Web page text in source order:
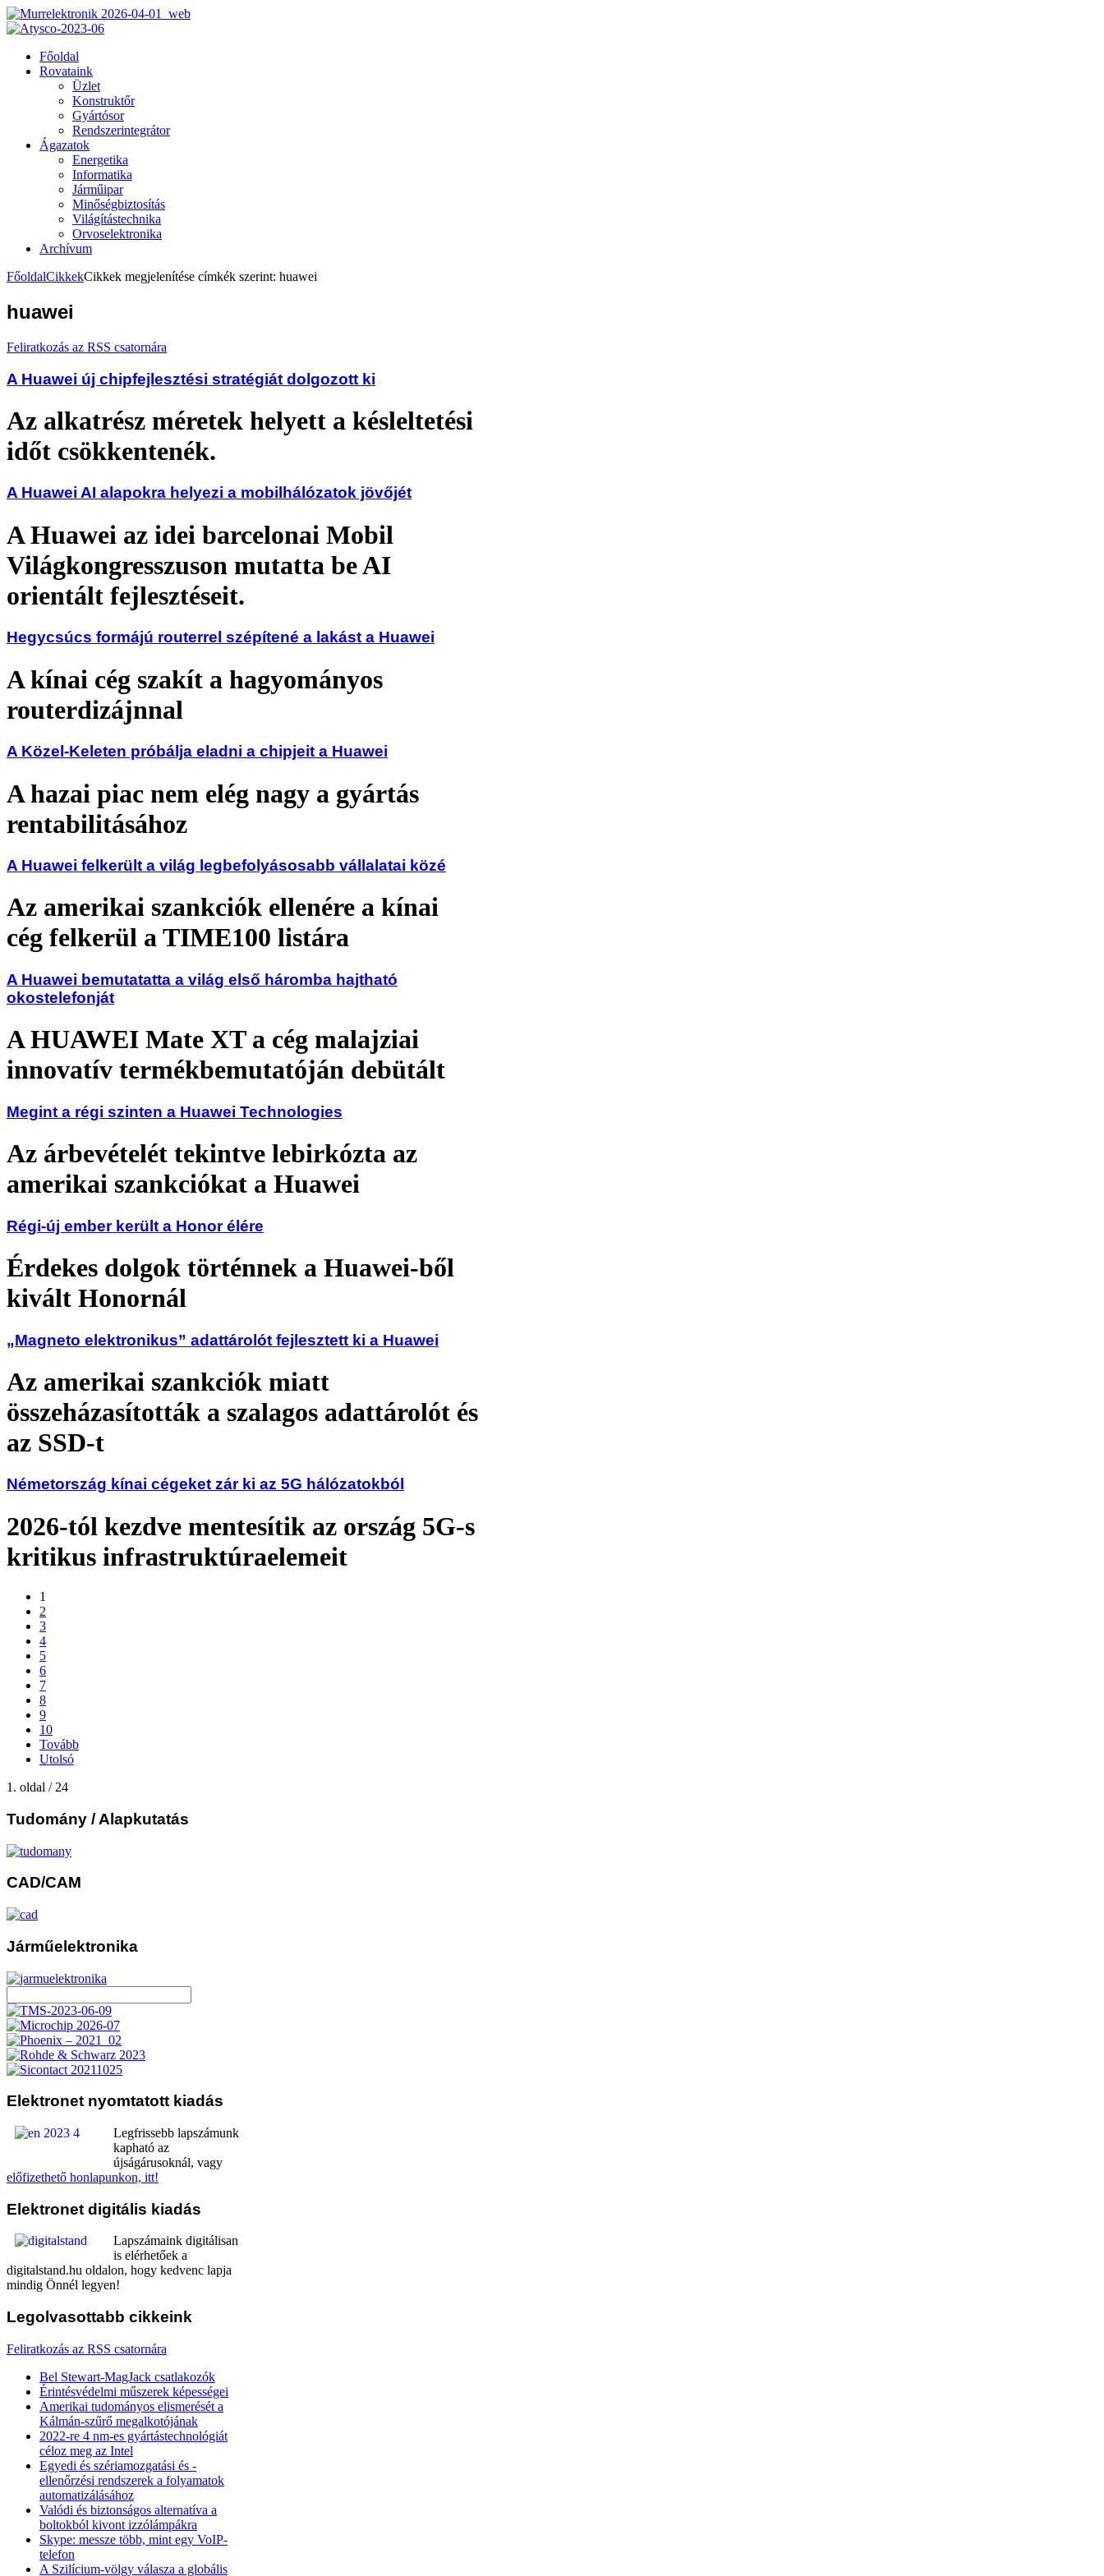
Főoldal
Rovataink
Üzlet
Konstruktőr
Gyártósor
Rendszerintegrátor
Ágazatok
Energetika
Informatika
Járműipar
Minőségbiztosítás
Világítástechnika
Orvoselektronika
Archívum
FőoldalCikkekCikkek megjelenítése címkék szerint: huawei
huawei
Feliratkozás az RSS csatornára
A Huawei új chipfejlesztési stratégiát dolgozott ki
Az alkatrész méretek helyett a késleltetési
időt csökkentenék.
A Huawei AI alapokra helyezi a mobilhálózatok jövőjét
A Huawei az idei barcelonai Mobil
Világkongresszuson mutatta be AI
orientált fejlesztéseit.
Hegycsúcs formájú routerrel szépítené a lakást a Huawei
A kínai cég szakít a hagyományos
routerdizájnnal
A Közel-Keleten próbálja eladni a chipjeit a Huawei
A hazai piac nem elég nagy a gyártás
rentabilitásához
A Huawei felkerült a világ legbefolyásosabb vállalatai közé
Az amerikai szankciók ellenére a kínai
cég felkerül a TIME100 listára
A Huawei bemutatatta a világ első háromba hajtható
okostelefonját
A HUAWEI Mate XT a cég malajziai
innovatív termékbemutatóján debütált
Megint a régi szinten a Huawei Technologies
Az árbevételét tekintve lebirkózta az
amerikai szankciókat a Huawei
Régi-új ember került a Honor élére
Érdekes dolgok történnek a Huawei-ből
kivált Honornál
„Magneto elektronikus” adattárolót fejlesztett ki a Huawei
Az amerikai szankciók miatt
összeházasították a szalagos adattárolót és
az SSD-t
Németország kínai cégeket zár ki az 5G hálózatokból
2026-tól kezdve mentesítik az ország 5G-s
kritikus infrastruktúraelemeit
1
2
3
4
5
6
7
8
9
10
Tovább
Utolsó
1. oldal / 24
Tudomány / Alapkutatás
CAD/CAM
Járműelektronika
Elektronet nyomtatott kiadás
Legfrissebb lapszámunk
kapható az
újságárusoknál, vagy
előfizethető honlapunkon, itt!
Elektronet digitális kiadás
Lapszámaink digitálisan
is elérhetőek a
digitalstand.hu oldalon, hogy kedvenc lapja
mindig Önnél legyen!
Legolvasottabb cikkeink
Feliratkozás az RSS csatornára
Bel Stewart-MagJack csatlakozók
Érintésvédelmi műszerek képességei
Amerikai tudományos elismerését a
Kálmán-szűrő megalkotójának
2022-re 4 nm-es gyártástechnológiát
céloz meg az Intel
Egyedi és szériamozgatási és -
ellenőrzési rendszerek a folyamatok
automatizálásához
Valódi és biztonságos alternatíva a
boltokból kivont izzólámpákra
Skype: messze több, mint egy VoIP-
telefon
A Szilícium-völgy válasza a globális